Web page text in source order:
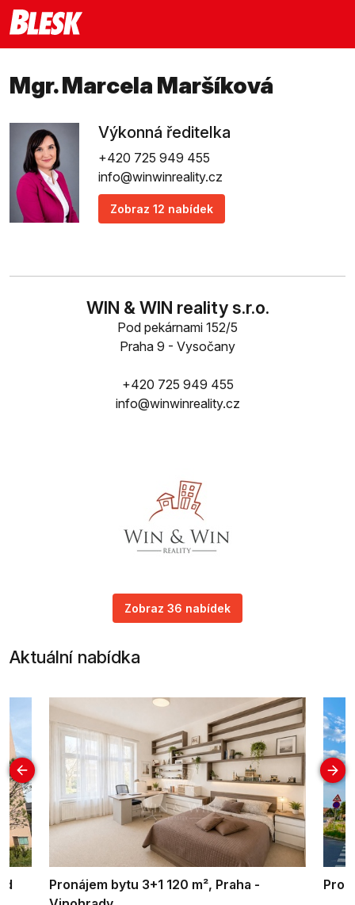
Mgr. Marcela Maršíková
Výkonná ředitelka
+420 725 949 455
info@winwinreality.cz
Zobraz 12 nabídek
WIN & WIN reality s.r.o.
Pod pekárnami 152/5
Praha 9 - Vysočany
+420 725 949 455
info@winwinreality.cz
Zobraz 36 nabídek
Aktuální nabídka
Pronájem bytu 3+1 120 m², Praha -